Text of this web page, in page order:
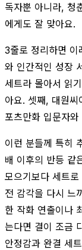
독자뿐 아니라, 청
에게도 잘 맞아요.
3줄로 정리하면 이
와 인간적인 성장
세트라 몰아서 읽
아요. 셋째, 대원
포츠만화 입문자
이런 분들께 특히
배 이후의 반등 같
모으기보다 세트
전 감각을 다시 느
한 작화 연출이나
는다면 결이 조금
안정감과 완결 세